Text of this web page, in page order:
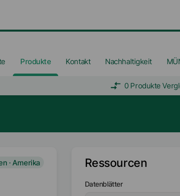
Produkte Kontakt Nachhaltigkeit
0 Produkte
· Amerika Ressourcen
Datenblätter